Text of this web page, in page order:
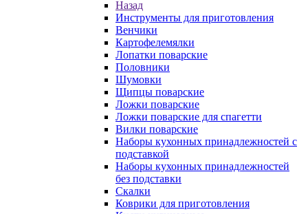
Назад
Инструменты для приготовления
Венчики
Картофелемялки
Лопатки поварские
Половники
Шумовки
Щипцы поварские
Ложки поварские
Ложки поварские для спагетти
Вилки поварские
Наборы кухонных принадлежностей с
подставкой
Наборы кухонных принадлежностей
без подставки
Скалки
Коврики для приготовления